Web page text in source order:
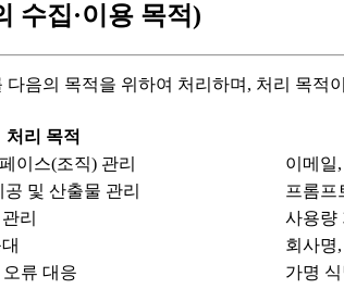
수집·이용 목적)
다음의 목적을 위하여 처리하며, 처리 목
처리 목적
이스(조직) 관리
이메일
및 산출물 관리
프롬프
리
사용량
회사명
류 대응
가명